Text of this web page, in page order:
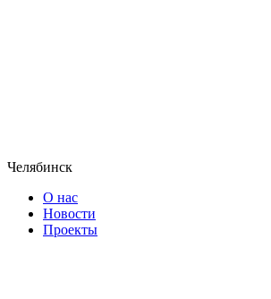
Челябинск
О нас
Новости
Проекты